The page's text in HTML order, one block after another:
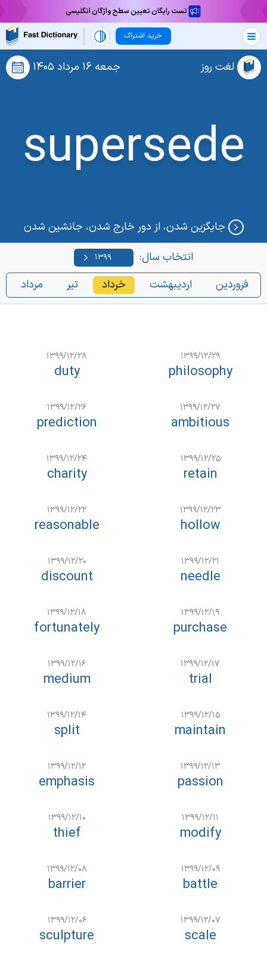
تست رایگان تعیین سطح واژگان انگلیسی
خرید اشتراک
لغت روز جمعه ۱۶ مرداد ۱۴۰۵
supersede
جایگزین شدن، از دور خارج شدن، جانشین شدن
انتخاب سال:
فروردین
اردیبهشت خرداد تیر مرداد
۱۳۹۹/۱۲/۲۹
philosophy
۱۳۹۹/۱۲/۲۸
duty
۱۳۹۹/۱۲/۲۷
ambitious
۱۳۹۹/۱۲/۲۶
prediction
۱۳۹۹/۱۲/۲۵
retain
۱۳۹۹/۱۲/۲۴
charity
۱۳۹۹/۱۲/۲۳
hollow
۱۳۹۹/۱۲/۲۲
reasonable
۱۳۹۹/۱۲/۲۱
needle
۱۳۹۹/۱۲/۲۰
discount
۱۳۹۹/۱۲/۱۹
purchase
۱۳۹۹/۱۲/۱۸
fortunately
۱۳۹۹/۱۲/۱۷
trial
۱۳۹۹/۱۲/۱۶
medium
۱۳۹۹/۱۲/۱۵
maintain
۱۳۹۹/۱۲/۱۴
split
۱۳۹۹/۱۲/۱۳
passion
۱۳۹۹/۱۲/۱۲
emphasis
۱۳۹۹/۱۲/۱۱
modify
۱۳۹۹/۱۲/۱۰
thief
۱۳۹۹/۱۲/۰۹
battle
۱۳۹۹/۱۲/۰۸
barrier
۱۳۹۹/۱۲/۰۷
scale
۱۳۹۹/۱۲/۰۶
sculpture